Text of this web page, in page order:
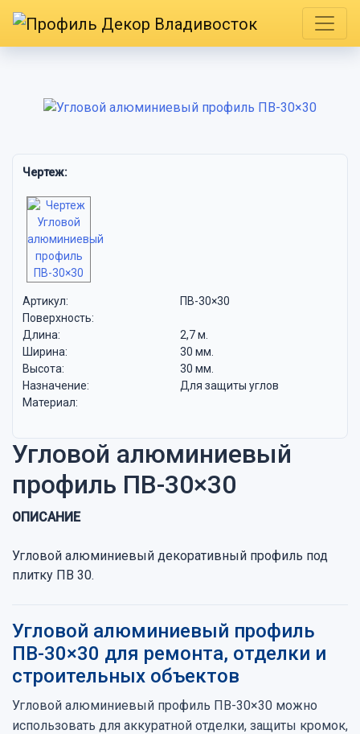
Чертеж:
Артикул:
ПВ-30×30
Поверхность:
Длина:
2,7 м.
Ширина:
30 мм.
Высота:
30 мм.
Назначение:
Для защиты углов
Материал:
Угловой алюминиевый
профиль ПВ-30×30
ОПИСАНИЕ
Угловой алюминиевый декоративный профиль под
плитку ПВ 30.
Угловой алюминиевый профиль
ПВ-30×30 для ремонта, отделки и
строительных объектов
Угловой алюминиевый профиль ПВ-30×30 можно
использовать для аккуратной отделки, защиты кромок,